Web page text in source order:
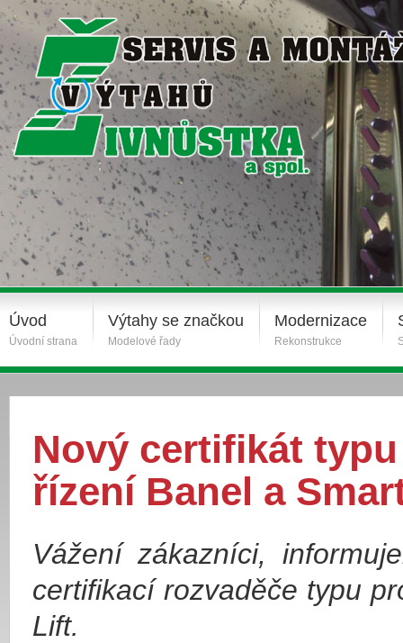
Úvod
Úvodní strana
Výtahy se značkou
Modelové řady
Modernizace
Rekonstrukce
Nový certifikát
řízení Banel a
Vážení zákazníci,
certifikací rozvaděče typu
Lift.